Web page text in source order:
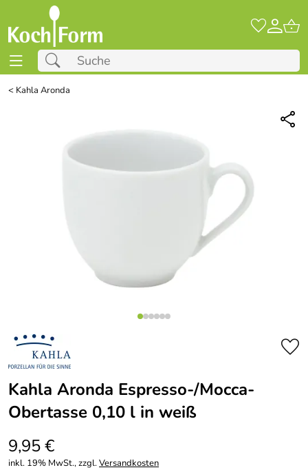
< Kahla Aronda
Kahla Aronda Espresso-/Mocca-
Obertasse 0,10 l in weiß
9,95 €
inkl. 19% MwSt., zzgl.Versandkosten